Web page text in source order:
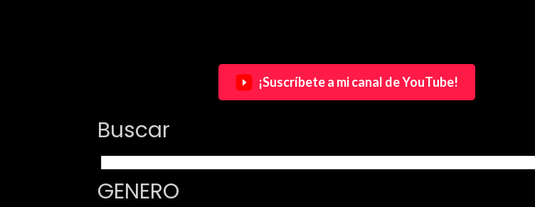
¡Suscríbete a mi canal de YouTube!
Buscar
GENERO